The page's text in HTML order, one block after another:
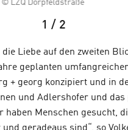
© LZQ Dörpfeldstraße
1 / 2
Liebe auf den zweiten
geplanten
+ georg konzipiert und in
und Adlershofer und
haben Menschen gesucht,